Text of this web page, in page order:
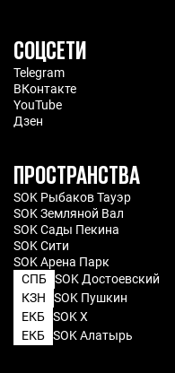
СОЦСЕТИ
Telegram
ВКонтакте
YouTube
Дзен
ПРОСТРАНСТВА
SOK Рыбаков Тауэр
SOK Земляной Вал
SOK Сады Пекина
SOK Сити
SOK Арена Парк
СПБ SOK Достоевский
КЗН
SOK Пушкин
ЕКБ SOK X
ЕКБ SOK Алатырь